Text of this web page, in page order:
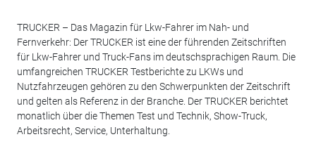
TRUCKER – Das Magazin für Lkw-Fahrer im Nah- und
Fernverkehr: Der TRUCKER ist eine der führenden Zeitschriften
für Lkw-Fahrer und Truck-Fans im deutschsprachigen Raum. Die
umfangreichen TRUCKER Testberichte zu LKWs und
Nutzfahrzeugen gehören zu den Schwerpunkten der Zeitschrift
und gelten als Referenz in der Branche. Der TRUCKER berichtet
monatlich über die Themen Test und Technik, Show-Truck,
Arbeitsrecht, Service, Unterhaltung.